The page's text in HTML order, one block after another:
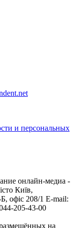
и персональных
онлайн-медиа -
Київ,
208/1 E-mail:
205-43-00
на